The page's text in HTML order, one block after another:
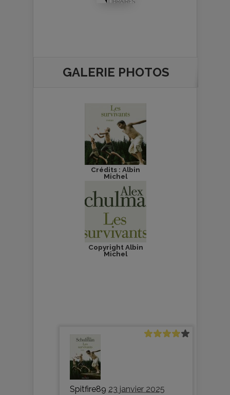
GALERIE PHOTOS
Crédits : Albin
Michel
Copyright Albin
Michel
Spitfire89 23 janvier 2025